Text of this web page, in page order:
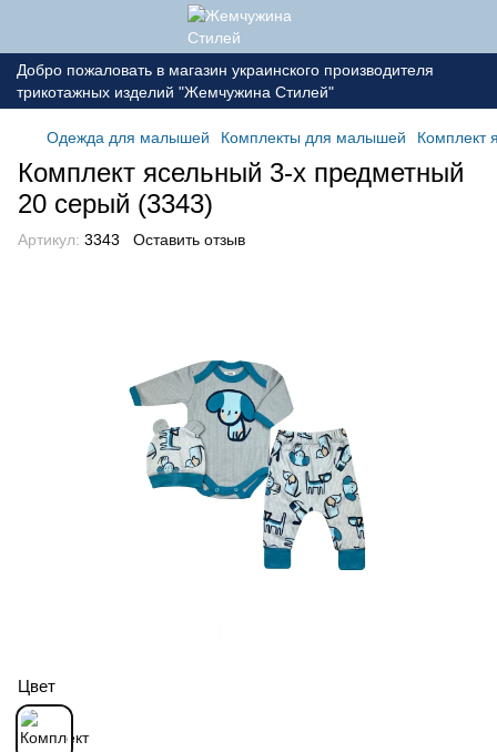
Добро пожаловать в магазин украинского производителя
трикотажных изделий "Жемчужина Стилей"
Одежда для малышей Комплекты для малышей Комплект
Комплект ясельный 3-х предметный
20 серый (3343)
Артикул: 3343 Оставить отзыв
Цвет